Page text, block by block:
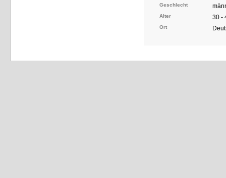
Geschlecht
Alter 30 -
Ort